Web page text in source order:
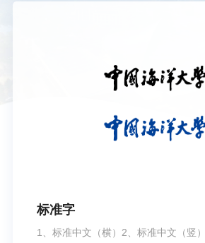
标准字
1、标准中文（横）2、标准中文（竖